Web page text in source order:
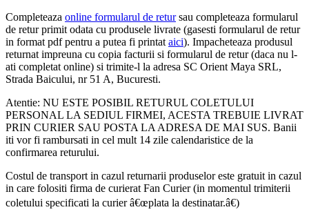
Completeaza online formularul de retursau completeaza formularul
de retur primit odata cu produsele livrate (gasesti formularul de retur
in format pdf pentru a putea fi printat aici). Impacheteaza produsul
returnat impreuna cu copia facturii si formularul de retur (daca nu l-
ati completat online) si trimite-l la adresa SC Orient Maya SRL,
Strada Baicului, nr 51 A, Bucuresti.
Atentie: NU ESTE POSIBIL RETURUL COLETULUI
PERSONAL LA SEDIUL FIRMEI, ACESTA TREBUIE LIVRAT
PRIN CURIER SAU POSTA LA ADRESA DE MAI SUS. Banii
iti vor fi rambursati in cel mult 14 zile calendaristice de la
confirmarea returului.
Costul de transport in cazul returnarii produselor este gratuit in cazul
in care folositi firma de curierat Fan Curier (in momentul trimiterii
coletului specificati la curier â€œplata la destinatar.â€)